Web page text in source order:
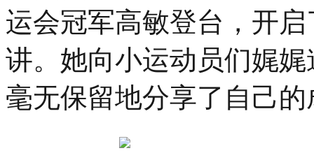
运会冠军高敏登台，开
讲。她向小运动员们娓
毫无保留地分享了自己